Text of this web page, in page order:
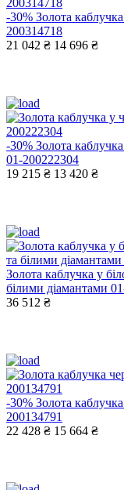
-30% Золота
200314718
21 042 ₴ 14 696 ₴
-30% Золота
01-200222304
19 215 ₴ 13 420 ₴
Золота каблучка у
білими діамантами
36 512 ₴
-30% Золота
200134791
22 428 ₴ 15 664 ₴